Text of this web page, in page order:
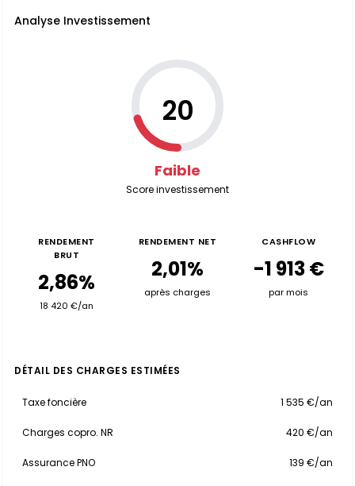
Analyse Investissement
20
Faible
Score investissement
RENDEMENT
BRUT
2,86%
18 420 €/an
RENDEMENT NET
2,01%
après charges
CASHFLOW
-1 913 €
par mois
DÉTAIL DES CHARGES ESTIMÉES
Taxe foncière 1 535 €/an
Charges copro. NR 420 €/an
Assurance PNO 139 €/an